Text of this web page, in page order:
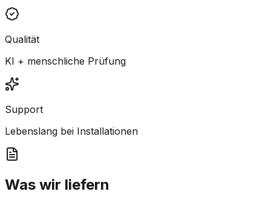
Qualität
KI + menschliche Prüfung
Support
Lebenslang bei Installationen
Was wir liefern